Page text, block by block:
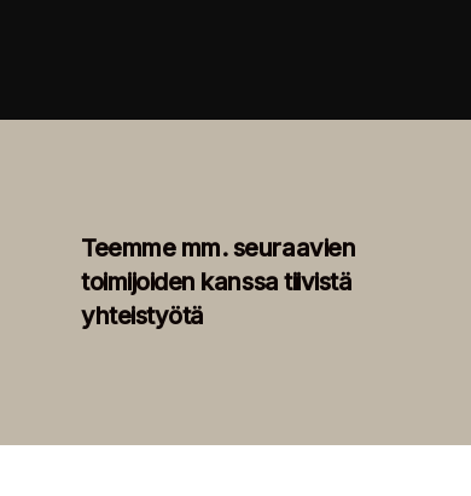
Teemme mm. seuraavien
toimijoiden kanssa tiivistä
yhteistyötä